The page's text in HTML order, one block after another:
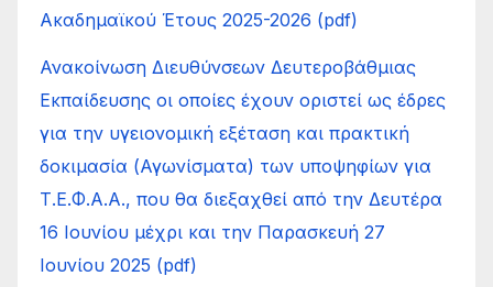
Ακαδημαϊκού Έτους 2025-2026 (pdf)
Ανακοίνωση Διευθύνσεων Δευτεροβάθμιας
Εκπαίδευσης οι οποίες έχουν οριστεί ως έδρες
για την υγειονομική εξέταση και πρακτική
δοκιμασία (Αγωνίσματα) των υποψηφίων για
Τ.Ε.Φ.Α.Α., που θα διεξαχθεί από την Δευτέρα
16 Ιουνίου μέχρι και την Παρασκευή 27
Ιουνίου 2025 (pdf)